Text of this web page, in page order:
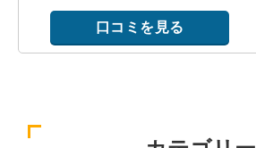
口コミを見る